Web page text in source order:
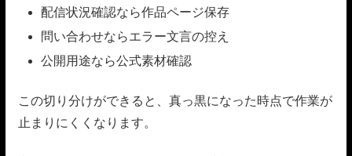
配信状況確認なら作品ページ保存
問い合わせならエラー文言の控え
公開用途なら公式素材確認
この切り分けができると、真っ黒になった時点で作業が
止まりにくくなります。